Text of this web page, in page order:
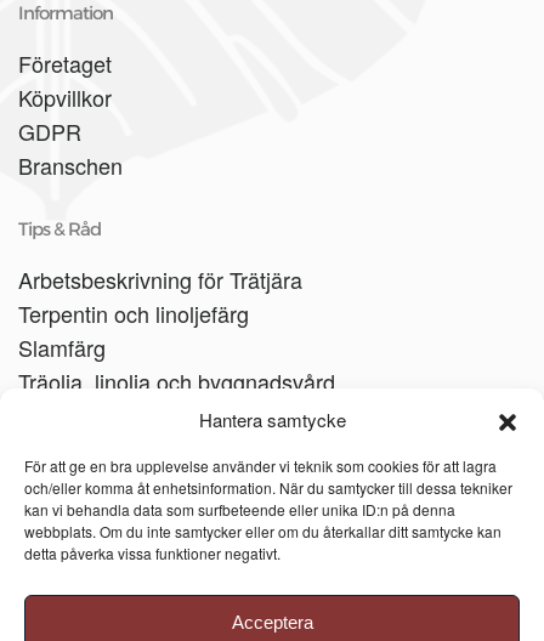
Hantera samtycke
För att ge en bra upplevelse använder vi teknik som cookies för att lagra
och/eller komma åt enhetsinformation. När du samtycker till dessa tekniker
kan vi behandla data som surfbeteende eller unika ID:n på denna
webbplats. Om du inte samtycker eller om du återkallar ditt samtycke kan
detta påverka vissa funktioner negativt.
Acceptera
Information
Företaget
Köpvillkor
GDPR
Branschen
Tips & Råd
Arbetsbeskrivning för Trätjära
Terpentin och linoljefärg
Slamfärg
Träolja, linolja och byggnadsvård